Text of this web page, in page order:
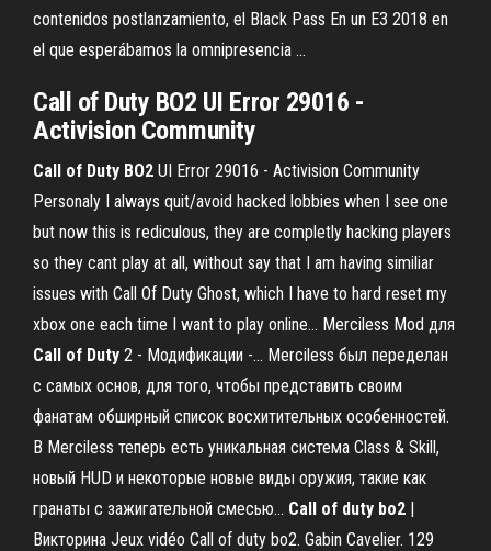
contenidos postlanzamiento, el Black Pass En un E3 2018 en
el que esperábamos la omnipresencia ...
Call of Duty BO2 UI Error 29016 -
Activision Community
Call of Duty BO2 UI Error 29016 - Activision Community
Personaly I always quit/avoid hacked lobbies when I see one
but now this is rediculous, they are completly hacking players
so they cant play at all, without say that I am having similiar
issues with Call Of Duty Ghost, which I have to hard reset my
xbox one each time I want to play online... Merciless Mod для
Call of Duty 2 - Модификации -… Merciless был переделан
с самых основ, для того, чтобы представить своим
фанатам обширный список восхитительных особенностей.
В Merciless теперь есть уникальная система Class & Skill,
новый HUD и некоторые новые виды оружия, такие как
гранаты с зажигательной смесью... Call of duty bo2 |
Викторина Jeux vidéo Call of duty bo2. Gabin Cavelier. 129